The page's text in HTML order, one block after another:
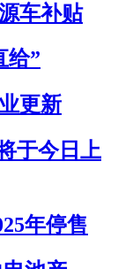
车补贴
给”
更新
于今日上
年停售